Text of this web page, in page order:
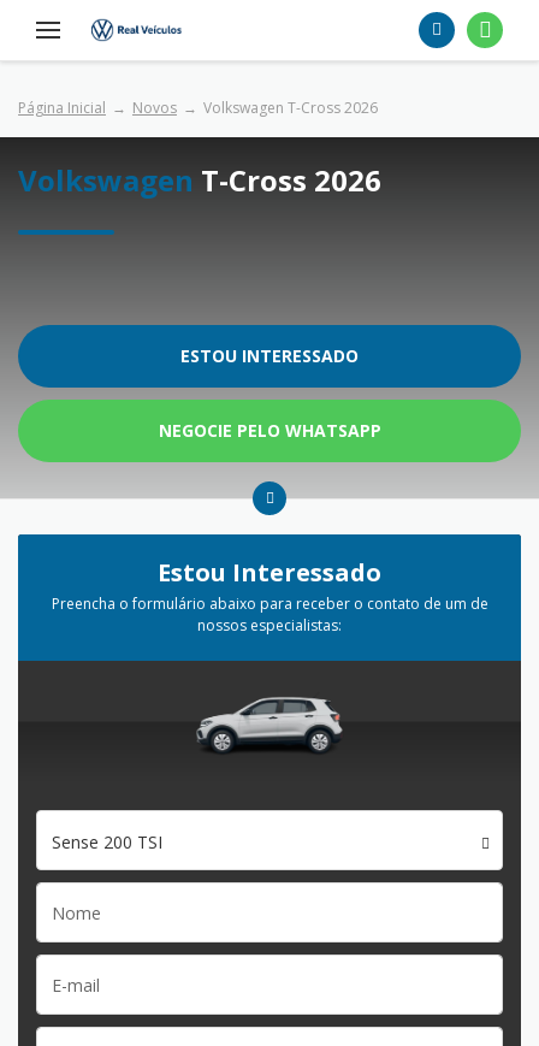
Página Inicial Novos Volkswagen T-Cross 2026
Volkswagen T-Cross 2026
ESTOU INTERESSADO
NEGOCIE PELO WHATSAPP
Estou Interessado
Preencha o formulário abaixo para receber o contato de um de
nossos especialistas:
Sense 200 TSI